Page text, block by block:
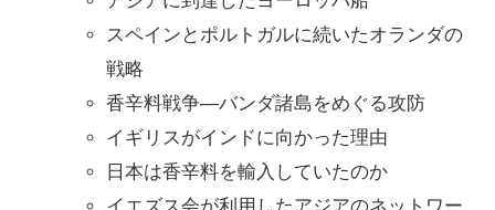
スペインとポルトガルに続いたオランダの
戦略
香辛料戦争―バンダ諸島をめぐる攻防
イギリスがインドに向かった理由
日本は香辛料を輸入していたのか